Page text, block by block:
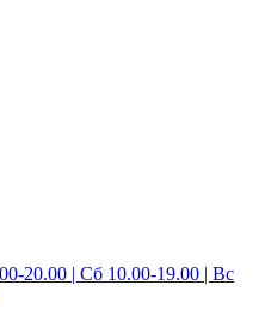
20.00 | Сб 10.00-19.00 | Вс